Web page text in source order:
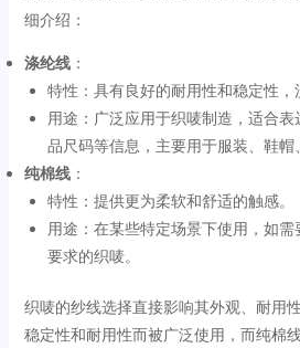
细介绍：
涤纶线‌：
特性：具有良好的耐用性和稳定性，
用途：广泛应用于织唛制造，适合
品尺码等信息，主要用于服装、鞋帽
纯棉线‌：
特性：提供更为柔软和舒适的触感。
用途：在某些特定场景下使用，如
要求的织唛。
织唛的纱线选择直接影响其外观、耐用
稳定性和耐用性而被广泛使用，而纯棉